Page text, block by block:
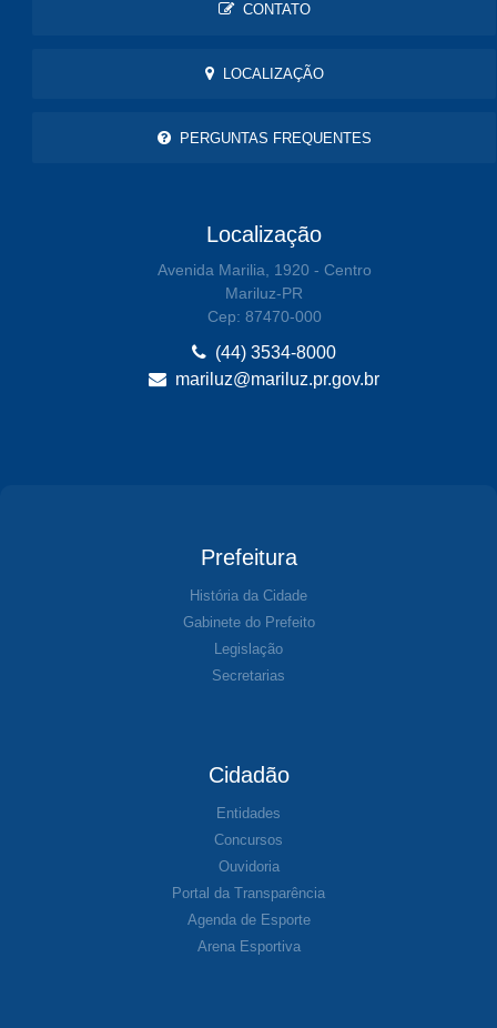
CONTATO
LOCALIZAÇÃO
PERGUNTAS FREQUENTES
Localização
Avenida Marilia, 1920 - Centro
Mariluz-PR
Cep: 87470-000
(44) 3534-8000
mariluz@mariluz.pr.gov.br
Prefeitura
História da Cidade
Gabinete do Prefeito
Legislação
Secretarias
Cidadão
Entidades
Concursos
Ouvidoria
Portal da Transparência
Agenda de Esporte
Arena Esportiva